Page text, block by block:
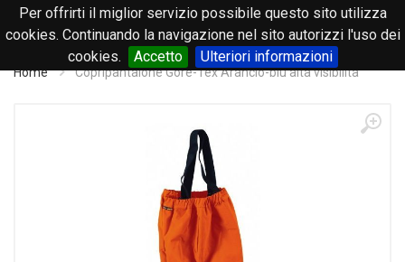
Per offrirti il miglior servizio possibile questo sito utilizza
cookies. Continuando la navigazione nel sito autorizzi l'uso dei
cookies.
Accetto Ulteriori informazioni
0
Home Copripantalone Gore-Tex Arancio-blu alta visibilità